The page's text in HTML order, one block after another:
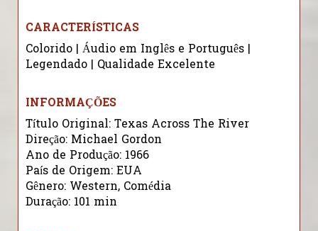
CARACTERÍSTICAS
Colorido | Áudio em Inglês e Português |
Legendado | Qualidade Excelente
INFORMAÇÕES
Título Original: Texas Across The River
Direção: Michael Gordon
Ano de Produção: 1966
País de Origem: EUA
Gênero: Western, Comédia
Duração: 101 min